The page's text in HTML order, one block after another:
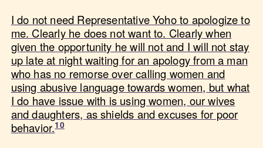
I do not need Representative Yoho to apologize to
me. Clearly he does not want to. Clearly when
given the opportunity he will not and I will not stay
up late at night waiting for an apology from a man
who has no remorse over calling women and
using abusive language towards women, but what
I do have issue with is using women, our wives
and daughters, as shields and excuses for poor
behavior.